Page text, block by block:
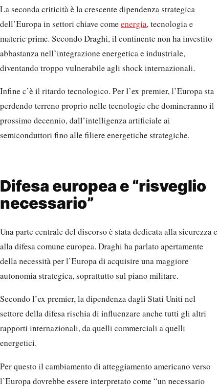
La seconda criticità è la crescente dipendenza strategica
dell’Europa in settori chiave comeenergia, tecnologia e
materie prime. Secondo Draghi, il continente non ha investito
abbastanza nell’integrazione energetica e industriale,
diventando troppo vulnerabile agli shock internazionali.
Infine c’è il ritardo tecnologico. Per l’ex premier, l’Europa sta
perdendo terreno proprio nelle tecnologie che domineranno il
prossimo decennio, dall’intelligenza artificiale ai
semiconduttori fino alle filiere energetiche strategiche.
Difesa europea e “risveglio
necessario”
Una parte centrale del discorso è stata dedicata alla sicurezza e
alla difesa comune europea. Draghi ha parlato apertamente
della necessità per l’Europa di acquisire una maggiore
autonomia strategica, soprattutto sul piano militare.
Secondo l’ex premier, la dipendenza dagli Stati Uniti nel
settore della difesa rischia di influenzare anche tutti gli altri
rapporti internazionali, da quelli commerciali a quelli
energetici.
Per questo il cambiamento di atteggiamento americano verso
l’Europa dovrebbe essere interpretato come “un necessario